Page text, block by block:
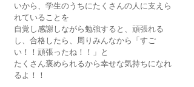
いから、学生のうちにたくさんの人に支えら
れていることを
自覚し感謝しながら勉強すると、頑張れる
し、合格したら、周りみんなから「すご
い！！頑張ったね！！」と
たくさん褒められるから幸せな気持ちになれ
るよ！！